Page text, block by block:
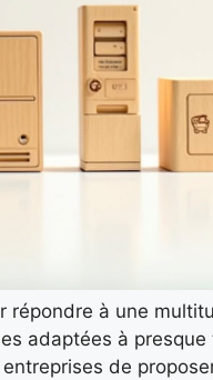
répondre à une
adaptées à
de